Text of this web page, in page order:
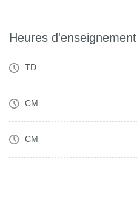
Heures d'enseignement
TD
CM
CM